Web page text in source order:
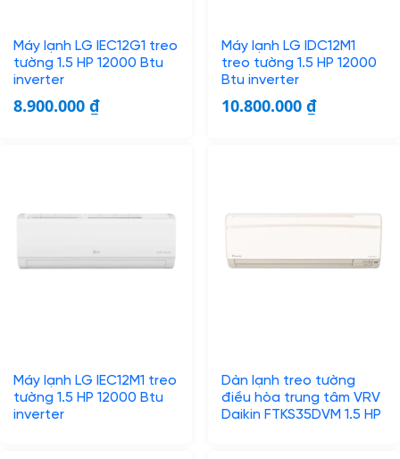
Máy lạnh LG IEC12G1 treo
tường 1.5 HP 12000 Btu
inverter
8.900.000 ₫
Máy lạnh LG IDC12M1
treo tường 1.5 HP 12000
Btu inverter
10.800.000 ₫
Máy lạnh LG IEC12M1 treo
tường 1.5 HP 12000 Btu
inverter
Dàn lạnh treo tường
điều hòa trung tâm VRV
Daikin FTKS35DVM 1.5 HP